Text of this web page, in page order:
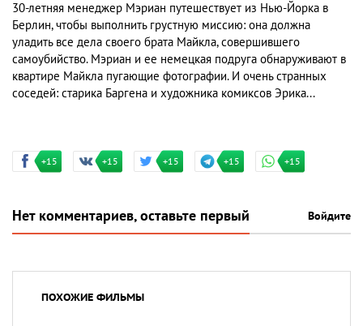
30-летняя менеджер Мэриан путешествует из Нью-Йорка в
Берлин, чтобы выполнить грустную миссию: она должна
уладить все дела своего брата Майкла, совершившего
самоубийство. Мэриан и ее немецкая подруга обнаруживают в
квартире Майкла пугающие фотографии. И очень странных
соседей: старика Баргена и художника комиксов Эрика...
+15 +15 +15 +15 +15
Нет комментариев, оставьте первый Войдите
ПОХОЖИЕ ФИЛЬМЫ